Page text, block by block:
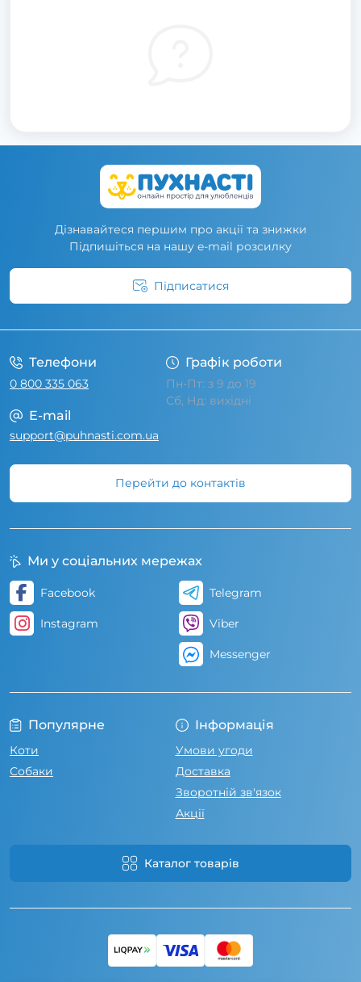
Дізнавайтеся першим про акції та знижки
Підпишіться на нашу e-mail розсилку
Підписатися
Телефони
0 800 335 063
Графік роботи
Пн-Пт: з 9 до 19
Сб, Нд: вихідні
E-mail
support@puhnasti.com.ua
Перейти до контактів
Популярне
Коти
Собаки
Інформація
Умови угоди
Доставка
Зворотній зв'язок
Акції
Каталог товарів
Ми у соціальних мережах
Facebook
Instagram
Telegram
Viber
Messenger